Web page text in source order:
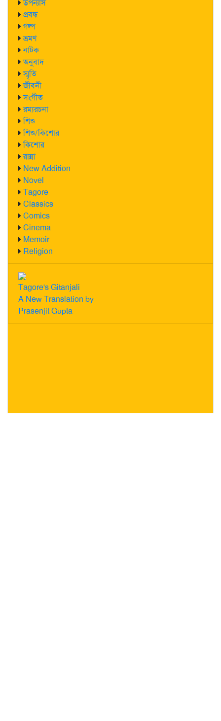
উপন্যাস
প্রবন্ধ
গল্প
ভ্রমণ
নাটক
অনুবাদ
স্মৃতি
জীবনী
সংগীত
রম্যরচনা
শিশু
শিশু/কিশোর
কিশোর
রান্না
New Addition
Novel
Tagore
Classics
Comics
Cinema
Memoir
Religion
Tagore's Gitanjali
A New Translation by
Prasenjit Gupta